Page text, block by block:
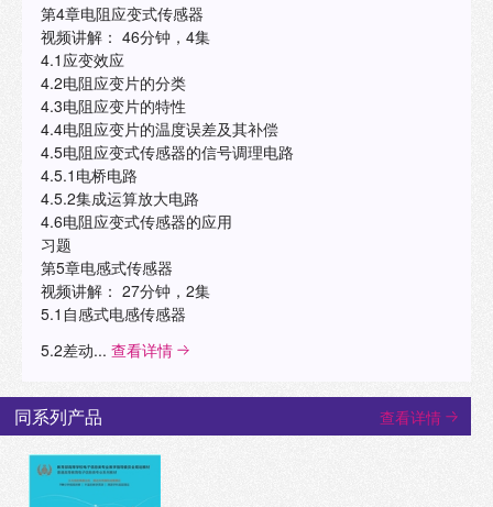
第4章电阻应变式传感器
视频讲解： 46分钟，4集
4.1应变效应
4.2电阻应变片的分类
4.3电阻应变片的特性
4.4电阻应变片的温度误差及其补偿
4.5电阻应变式传感器的信号调理电路
4.5.1电桥电路
4.5.2集成运算放大电路
4.6电阻应变式传感器的应用
习题
第5章电感式传感器
视频讲解： 27分钟，2集
5.1自感式电感传感器
5.2差动... 查看详情
同系列产品 查看详情